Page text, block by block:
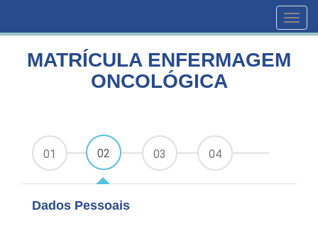
MATRÍCULA ENFERMAGEM ONCOLÓGICA
MATRÍCULA ENFERMAGEM
ONCOLÓGICA
01 02 03 04
Dados Pessoais